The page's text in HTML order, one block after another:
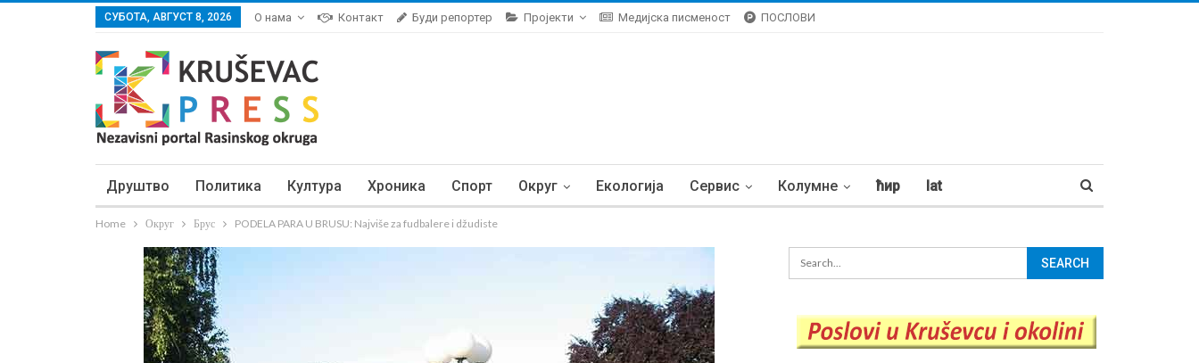
СУБОТА, АВГУСТ 8, 2026 О нама Контакт Буди репортер Пројекти Медијска писменост ПОСЛОВИ
Друштво Политика Култура Хроника Спорт Округ Екологија Сервис Колумне ћир lat
Home Округ Брус PODELA PARA U BRUSU: Najviše za fudbalere i džudiste